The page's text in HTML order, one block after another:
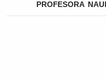
profesora